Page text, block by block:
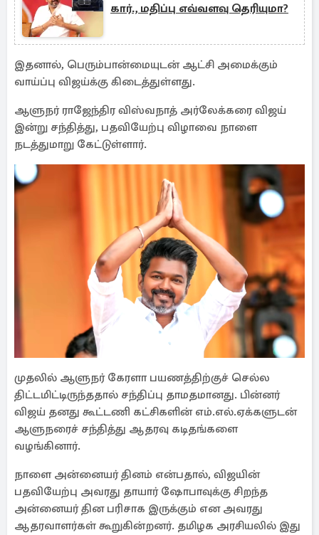
கார்., மதிப்பு எவ்வளவு தெரியுமா?
இதனால், பெரும்பான்மையுடன் ஆட்சி அமைக்கும்
வாய்ப்பு விஜய்க்கு கிடைத்துள்ளது.
ஆளுநர் ராஜேந்திர விஸ்வநாத் அர்லேக்கரை விஜய்
இன்று சந்தித்து, பதவியேற்பு விழாவை நாளை
நடத்துமாறு கேட்டுள்ளார்.
முதலில் ஆளுநர் கேரளா பயணத்திற்குச் செல்ல
திட்டமிட்டிருந்ததால் சந்திப்பு தாமதமானது. பின்னர்
விஜய் தனது கூட்டணி கட்சிகளின் எம்.எல்.ஏக்களுடன்
ஆளுநரைச் சந்தித்து ஆதரவு கடிதங்களை
வழங்கினார்.
நாளை அன்னையர் தினம் என்பதால், விஜயின்
பதவியேற்பு அவரது தாயார் ஷோபாவுக்கு சிறந்த
அன்னையர் தின பரிசாக இருக்கும் என அவரது
ஆதரவாளர்கள் கூறுகின்றனர். தமிழக அரசியலில் இது